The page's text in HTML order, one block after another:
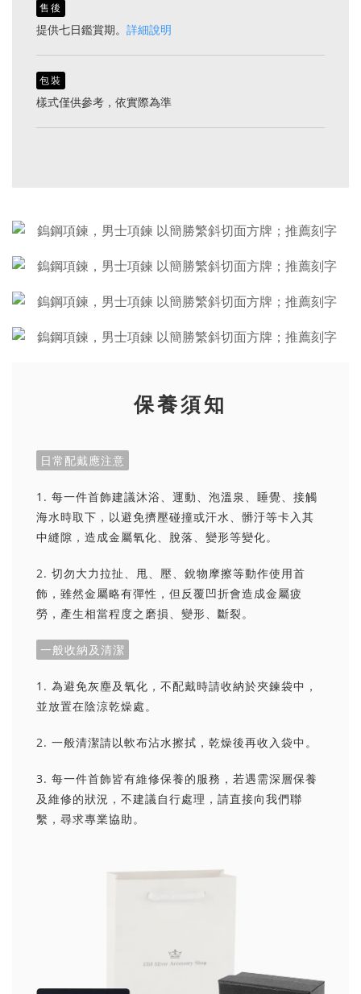
售後
提供七日鑑賞期。 詳細說明
包裝
樣式僅供參考，依實際為準
保養須知
日常配戴應注意
1. 每一件首飾建議沐浴、運動、泡溫泉、睡覺、接觸
海水時取下，以避免擠壓碰撞或汗水、髒汙等卡入其
中縫隙，造成金屬氧化、脫落、變形等變化。
2. 切勿大力拉扯、甩、壓、銳物摩擦等動作使用首
飾，雖然金屬略有彈性，但反覆凹折會造成金屬疲
勞，產生相當程度之磨損、變形、斷裂。
一般收納及清潔
1. 為避免灰塵及氧化，不配戴時請收納於夾鍊袋中，
並放置在陰涼乾燥處。
2. 一般清潔請以軟布沾水擦拭，乾燥後再收入袋中。
3. 每一件首飾皆有維修保養的服務，若遇需深層保養
及維修的狀況，不建議自行處理，請直接向我們聯
繫，尋求專業協助。